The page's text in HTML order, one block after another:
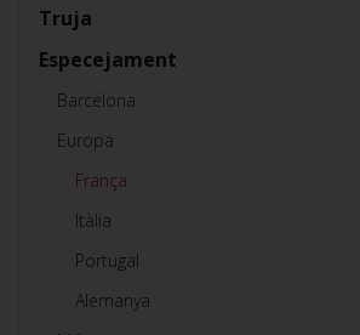
Truja
Especejament
Barcelona
Europa
França
Itàlia
Portugal
Alemanya